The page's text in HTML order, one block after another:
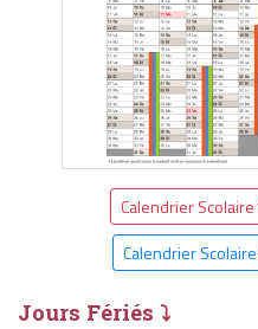
Calendrier Scolaire
Calendrier Scolaire
Jours Fériés ⤵